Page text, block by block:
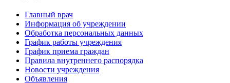
Главный врач
Информация об учреждении
Обработка персональных данных
График работы учреждения
График приема граждан
Правила внутреннего распорядка
Новости учреждения
Объявления